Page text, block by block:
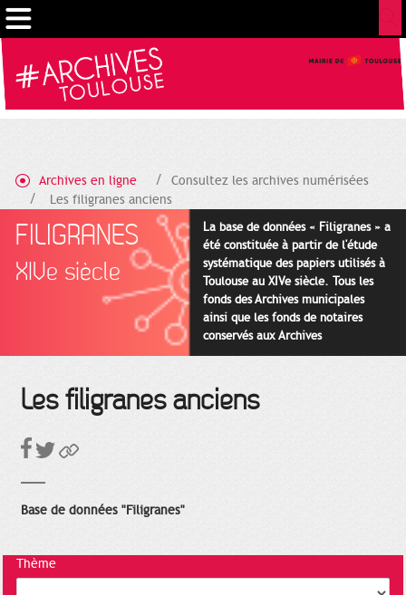
Archives en ligne
Consultez les archives numérisées
Les filigranes anciens
FILIGRANES
XIVe siècle
La base de données « Filigranes » a
été constituée à partir de l'étude
systématique des papiers utilisés à
Toulouse au XIVe siècle. Tous les
fonds des Archives municipales
ainsi que les fonds de notaires
conservés aux Archives
départementales pour cette
Les filigranes anciens
Base de données "Filigranes"
Thème
Cookies management panel